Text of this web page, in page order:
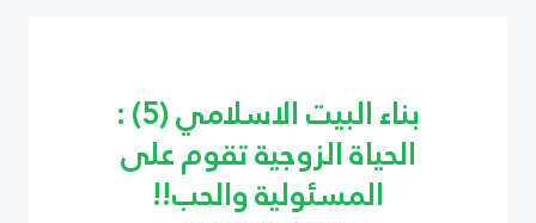
بناء البيت الاسلامي (5) :
الحياة الزوجية تقوم على
المسئولية والحب!!